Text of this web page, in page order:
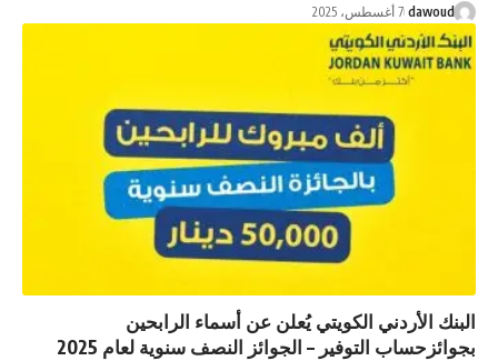
7 أغسطس، 2025
الكويتي يُعلن عن أسماء الرابحين
التوفير – الجوائز النصف سنوية لعام 2025